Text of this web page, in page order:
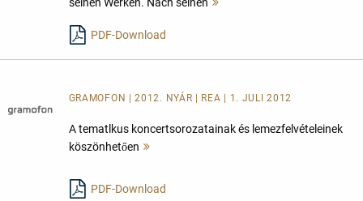
PDF-Download
GRAMOFON | 2012. NYÁR | REA | 1. JULI 2012
A tematlkus koncertsorozatainak és lemezfelvételeinek
köszönhetően
PDF-Download